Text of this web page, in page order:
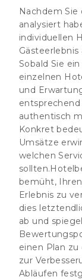
Nachdem Sie
analysiert
individuellen
Sobald Sie
einzelnen
und
authentisch
Konkret
Umsätze
welchen
bemüht,
Erlebnis zu
dies
ab und
einen Plan
zur
Abläufen